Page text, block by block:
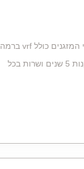
העסק עוסק בהתקנת כל סוגי המזגנים כולל vrf ברמה
גבוה לפי התקן אחריות התקנות 5 שנים ושרות בכל